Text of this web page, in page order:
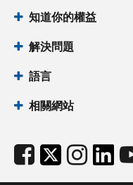
知道你的權益
解決問題
語言
相關網站